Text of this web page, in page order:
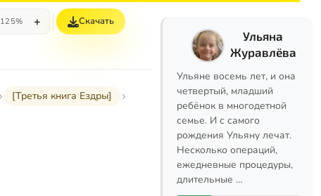
125% + Скачать
[Третья книга Ездры]
Ульяна
Журавлёва
Ульяне восемь лет, и она
четвертый, младший
ребёнок в многодетной
семье. И с самого
рождения Ульяну лечат.
Несколько операций,
ежедневные процедуры,
длительные …